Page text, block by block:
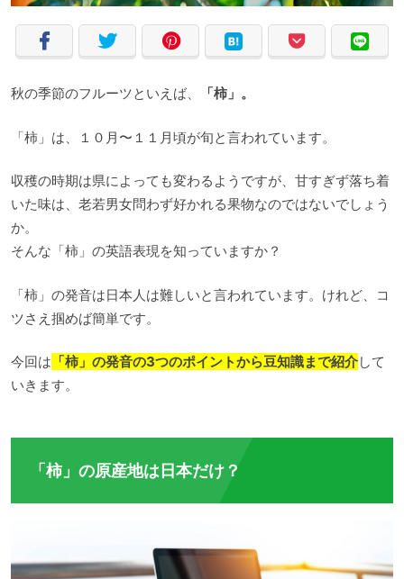
秋の季節のフルーツといえば、 「柿」。
「柿」は、１０月〜１１月頃が旬と言われています。
収穫の時期は県によっても変わるようですが、甘すぎず落ち着
いた味は、老若男女問わず好かれる果物なのではないでしょう
か。
そんな「柿」の英語表現を知っていますか？
「柿」の発音は日本人は難しいと言われています。けれど、コ
ツさえ掴めば簡単です。
今回は 「柿」の発音の3つのポイントから豆知識まで紹介して
いきます。
「柿」の原産地は日本だけ？